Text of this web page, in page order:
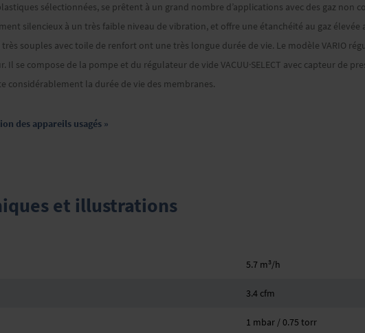
sélectionnées, se prêtent à un grand nombre d’applications avec des gaz non
silencieux à un très faible niveau de vibration, et offre une étanchéité au gaz élevée
souples avec toile de renfort ont une très longue durée de vie. Le modèle VARIO
Il se compose de la pompe et du régulateur de vide VACUU·SELECT avec capteur de
considérablement la durée de vie des membranes.
des appareils usagés »
et illustrations
5.7 m3/h
3.4 cfm
1 mbar / 0.75 torr